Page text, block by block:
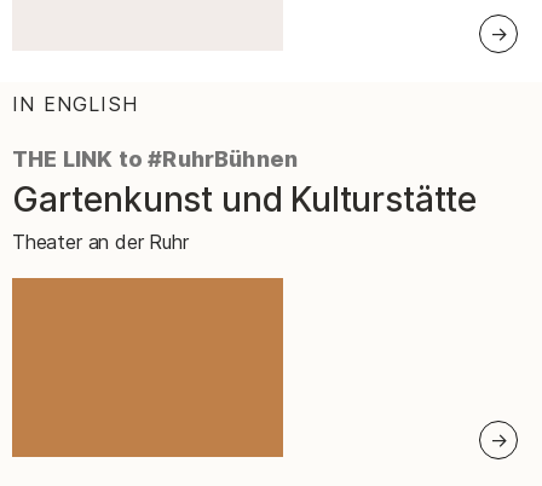
IN ENGLISH
THE LINK to #RuhrBühnen
–
Gartenkunst und Kulturstätte
Theater an der Ruhr